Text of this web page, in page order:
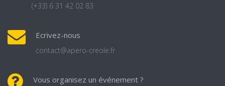
(+33) 6 31 42 02 83
Ecrivez-nous
contact@apero-creole.fr
Vous organisez un événement ?